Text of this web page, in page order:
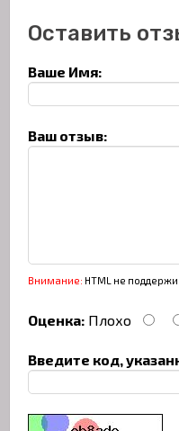
Оставить
Ваше Имя:
Ваш отзыв:
Внимание: HTML не
Оценка: Плохо
Введите код,